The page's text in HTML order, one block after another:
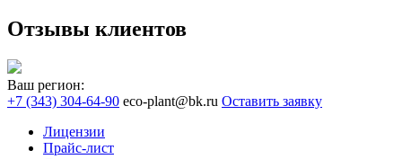
Отзывы клиентов
Ваш регион:
+7 (343) 304-64-90 eco-plant@bk.ru Оставить заявку
Лицензии
Прайс-лист